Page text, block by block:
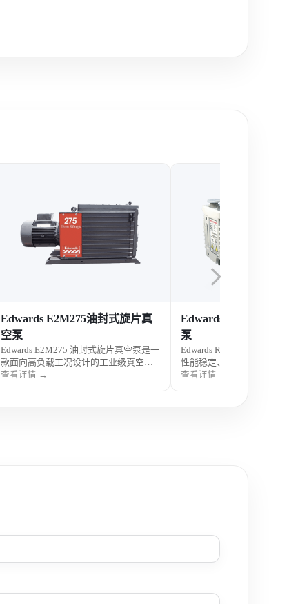
Edwards E2M275油封式旋片真
空泵
Edwards E2M275 油封式旋片真空泵是一
款面向高负载工况设计的工业级真空获
得设备，具备大抽速、高极限真空度与
查看详情 →
Edwards RV12 油封式
泵
Edwards RV12 油封式旋片真
性能稳定、应用广泛的实验
得设备，具备良好的极限真
查看详情 →